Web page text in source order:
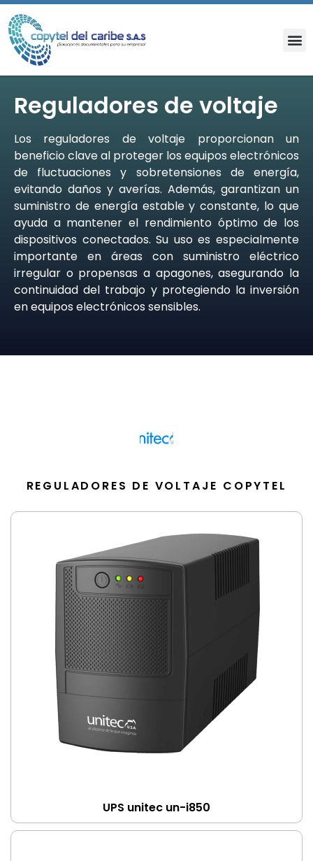
Reguladores de voltaje
Los reguladores de voltaje proporcionan un
beneficio clave al proteger los equipos electrónicos
de fluctuaciones y sobretensiones de energía,
evitando daños y averías. Además, garantizan un
suministro de energía estable y constante, lo que
ayuda a mantener el rendimiento óptimo de los
dispositivos conectados. Su uso es especialmente
importante en áreas con suministro eléctrico
irregular o propensas a apagones, asegurando la
continuidad del trabajo y protegiendo la inversión
en equipos electrónicos sensibles.
REGULADORES DE VOLTAJE COPYTEL
UPS unitec un-i850